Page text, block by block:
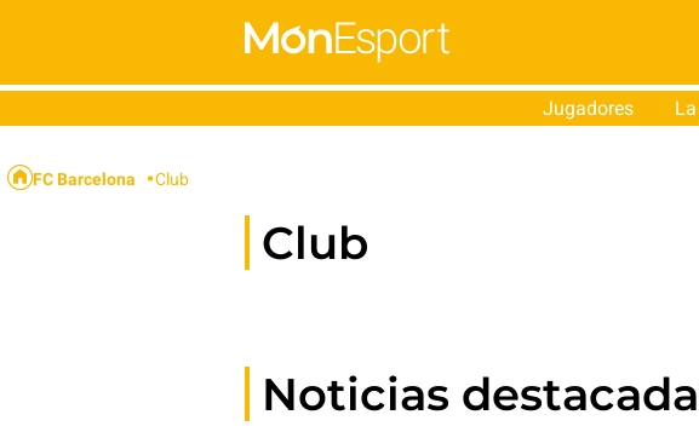
Jugadores
FC Barcelona Club
Club
Noticias